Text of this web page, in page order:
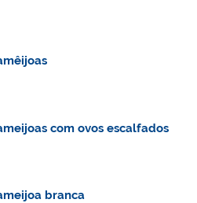
com ovos escalfados
branca